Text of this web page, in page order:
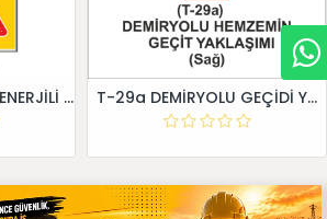
SOLAR LED'Lİ GÜNEŞ ENERJİLİ LEVHA T-29a DEMİRYOLU GEÇİDİ YAKLAŞIM LEVHALARI (Sağ)